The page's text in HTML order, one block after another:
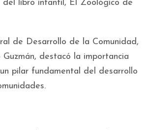
del libro infantil, El Zoológico de
de Desarrollo de la Comunidad,
destacó la importancia
pilar fundamental del desarrollo